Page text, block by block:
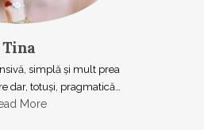
Tina
simplă şi mult prea
dar, totuşi, pragmatică…
More